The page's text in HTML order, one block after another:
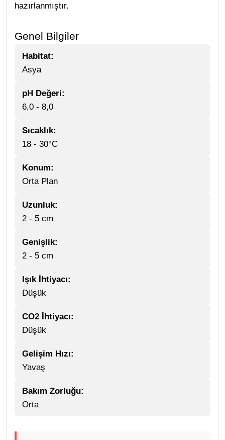
hazırlanmıştır.
Genel Bilgiler
Habitat:
Asya
pH Değeri:
6,0 - 8,0
Sıcaklık:
18 - 30°C
Konum:
Orta Plan
Uzunluk:
2 - 5 cm
Genişlik:
2 - 5 cm
Işık İhtiyacı:
Düşük
CO2 İhtiyacı:
Düşük
Gelişim Hızı:
Yavaş
Bakım Zorluğu:
Orta